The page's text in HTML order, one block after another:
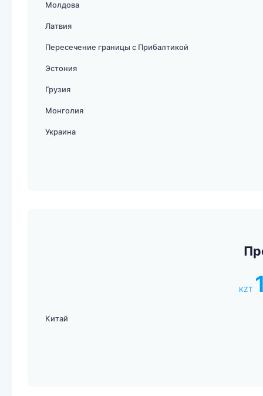
Молдова
Латвия
Пересечение границы с Прибалтикой
Эстония
Грузия
Монголия
Украина
KZT
Китай